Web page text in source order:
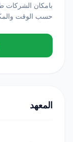
بامكان الشركات
حسب الوقت
المعهد